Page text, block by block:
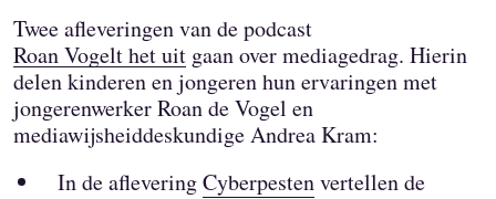
Twee afleveringen van de podcast
Roan Vogelt het uit gaan over mediagedrag. Hierin
delen kinderen en jongeren hun ervaringen met
jongerenwerker Roan de Vogel en
mediawijsheiddeskundige Andrea Kram:
In de afleveringCyberpestenvertellen de